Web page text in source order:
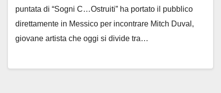
puntata di “Sogni C…Ostruiti” ha portato il pubblico
direttamente in Messico per incontrare Mitch Duval,
giovane artista che oggi si divide tra…